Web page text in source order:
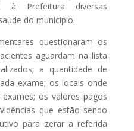
à Prefeitura diversas
do município.
questionaram os
aguardam na lista
a quantidade de
exame; os locais onde
os valores pagos
que estão sendo
para zerar a referida